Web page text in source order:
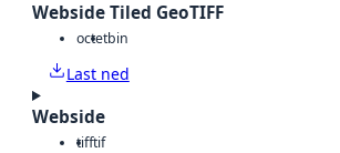
Webside Tiled GeoTIFF
octetbin
Last ned
Webside
tifftif